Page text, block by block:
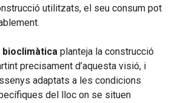
utilitzats, el seu consum pot
planteja la construcció
precisament d’aquesta visió, i
adaptats a les condicions
del lloc on se situen